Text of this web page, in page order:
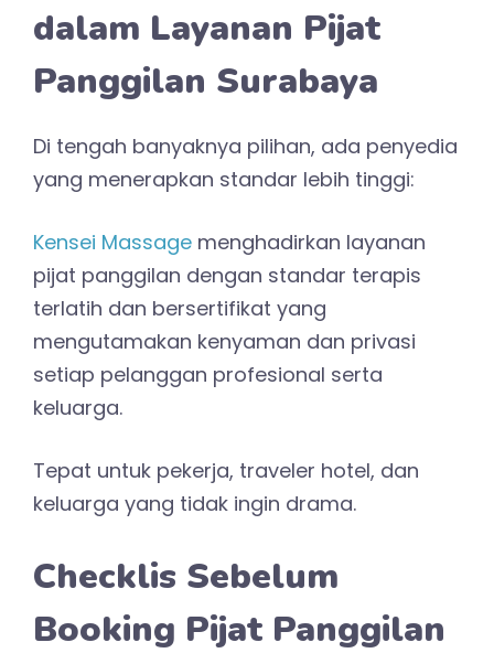
dalam Layanan Pijat
Panggilan Surabaya
Di tengah banyaknya pilihan, ada penyedia
yang menerapkan standar lebih tinggi:
Kensei Massage menghadirkan layanan
pijat panggilan dengan standar terapis
terlatih dan bersertifikat yang
mengutamakan kenyaman dan privasi
setiap pelanggan profesional serta
keluarga.
Tepat untuk pekerja, traveler hotel, dan
keluarga yang tidak ingin drama.
Checklis Sebelum
Booking Pijat Panggilan